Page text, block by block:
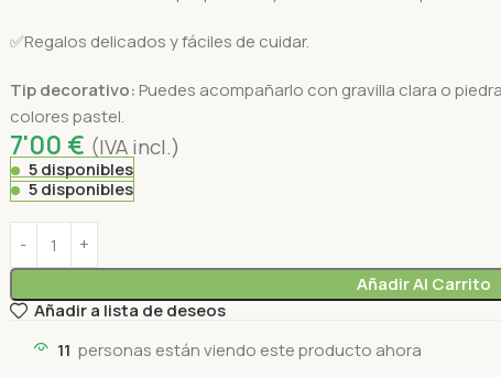
✅Regalos delicados y fáciles de cuidar.
Tip decorativo: Puedes acompañarlo con gravilla clara o
colores pastel.
7'00 € (IVA incl.)
5 disponibles
5 disponibles
Añadir Al Carrito
Añadir a lista de deseos
11 personas están viendo este producto ahora